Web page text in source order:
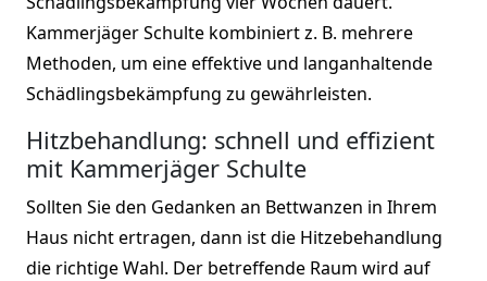
Kammerjäger Schulte kombiniert z. B. mehrere
Methoden, um eine effektive und langanhaltende
Schädlingsbekämpfung zu gewährleisten.
Hitzbehandlung: schnell und effizient
mit Kammerjäger Schulte
Sollten Sie den Gedanken an Bettwanzen in Ihrem
Haus nicht ertragen, dann ist die Hitzebehandlung
die richtige Wahl. Der betreffende Raum wird auf